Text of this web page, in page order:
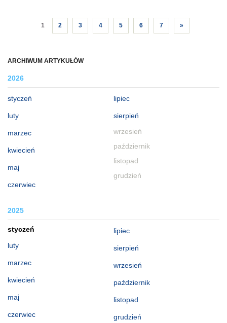
ARCHIWUM ARTYKUŁÓW
2026
styczeń
luty
marzec
kwiecień
maj
czerwiec
lipiec
sierpień
wrzesień
październik
listopad
grudzień
2025
styczeń
luty
marzec
kwiecień
maj
czerwiec
lipiec
sierpień
wrzesień
październik
listopad
grudzień
1 2 3 4 5 6 7 »